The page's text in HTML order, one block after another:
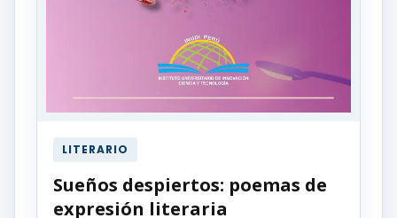
LITERARIO
Sueños despiertos: poemas de
expresión literaria